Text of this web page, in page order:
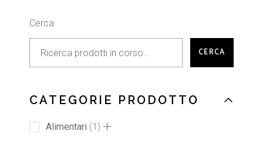
Cerca
CERCA
CATEGORIE PRODOTTO
Alimentari 1